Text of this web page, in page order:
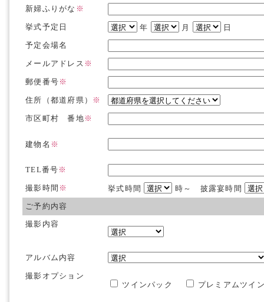
新婦ふりがな ※
挙式予定日 年 月 日
予定会場名
メールアドレス ※
郵便番号 ※
住所（都道府県） ※
市区町村 番地 ※
建物名 ※
TEL番号 ※
撮影時間 ※ 挙式時間 時～ 披露宴時間
ご予約内容
撮影内容
アルバム内容
撮影オプション
ツインパック
プレミアムツイ